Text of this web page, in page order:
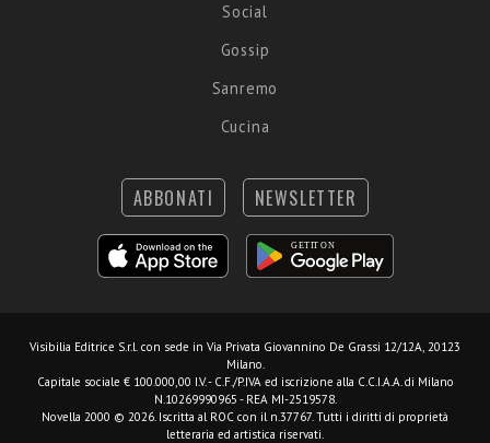
Social
Gossip
Sanremo
Cucina
ABBONATI NEWSLETTER
Visibilia Editrice S.r.l. con sede in Via Privata Giovannino De Grassi 12/12A, 20123
Milano.
Capitale sociale € 100.000,00 I.V. - C.F./P.IVA ed iscrizione alla C.C.I.A.A. di Milano
N.10269990965 - REA MI-2519578.
Novella 2000 © 2026. Iscritta al ROC con il n.37767. Tutti i diritti di proprietà
letteraria ed artistica riservati.